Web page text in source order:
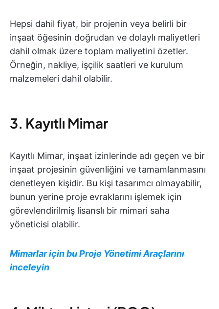
Hepsi dahil fiyat, bir projenin veya belirli bir
inşaat öğesinin doğrudan ve dolaylı maliyetleri
dahil olmak üzere toplam maliyetini özetler.
Örneğin, nakliye, işçilik saatleri ve kurulum
malzemeleri dahil olabilir.
3. Kayıtlı Mimar
Kayıtlı Mimar, inşaat izinlerinde adı geçen ve bir
inşaat projesinin güvenliğini ve tamamlanmasını
denetleyen kişidir. Bu kişi tasarımcı olmayabilir,
bunun yerine proje evraklarını işlemek için
görevlendirilmiş lisanslı bir mimari saha
yöneticisi olabilir.
Mimarlar için bu Proje Yönetimi Araçlarını
inceleyin